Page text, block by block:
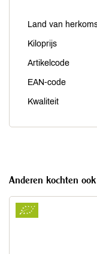
Land van
Kiloprijs
Artikelcode
EAN-code
Kwaliteit
Anderen kochten ook